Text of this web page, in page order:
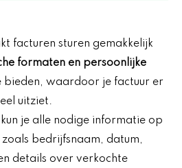
facturen sturen gemakkelijk
formaten en persoonlijke
bieden, waardoor je factuur er
uitziet.
je alle nodige informatie op
bedrijfsnaam, datum,
details over verkochte